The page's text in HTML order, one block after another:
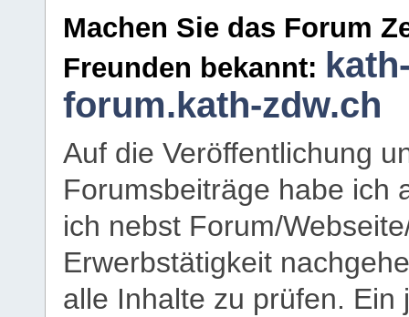
Machen Sie das Forum
Freunden bekannt:
forum.kath-zdw.ch
Auf die Veröffentlichung
Forumsbeiträge habe ich
ich nebst Forum/
Erwerbstätigkeit
alle Inhalte zu prüfen.